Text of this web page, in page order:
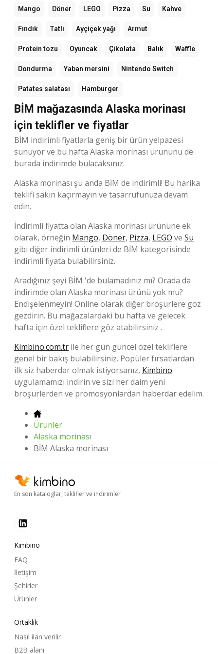
Mango Döner LEGO Pizza Su Kahve
Fındık Tatlı Ayçiçek yağı Armut
Protein tozu Oyuncak Çikolata Balık Waffle
Dondurma Yaban mersini Nintendo Switch
Patates salatası Hamburger
BİM mağazasında Alaska morinası
için teklifler ve fiyatlar
BİM indirimli fiyatlarla geniş bir ürün yelpazesi
sunuyor ve bu hafta Alaska morinası ürününü de
burada indirimde bulacaksınız.
Alaska morinası şu anda BİM de indirimli! Bu harika
teklifi sakın kaçırmayın ve tasarrufunuza devam
edin.
İndirimli fiyatta olan Alaska morinası ürününe ek
olarak, örneğin Mango, Döner, Pizza, LEGO ve Su
gibi diğer indirimli ürünleri de BİM kategorisinde
indirimli fiyata bulabilirsiniz.
Aradığınız şeyi BİM 'de bulamadınız mı? Orada da
indirimde olan Alaska morinası ürünü yok mu?
Endişelenmeyin! Online olarak diğer broşürlere göz
gezdirin. Bu mağazalardaki bu hafta ve gelecek
hafta için özel tekliflere göz atabilirsiniz .
Kimbino.com.tr ile her gün güncel özel tekliflere
genel bir bakış bulabilirsiniz. Popüler fırsatlardan
ilk siz haberdar olmak istiyorsanız, Kimbino
uygulamamızı indirin ve sizi her daim yeni
broşürlerden ve promosyonlardan haberdar edelim.
Ürünler
Alaska morinası
BİM Alaska morinası
En son kataloglar, teklifler ve indirimler
Kimbino
FAQ
İletişim
Şehirler
Ürünler
Ortaklık
Nasıl ilan verilir
B2B alanı